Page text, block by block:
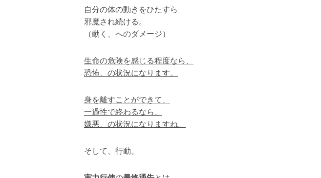
自分の体の動きをひたすら
邪魔され続ける。
（動く、へのダメージ）
生命の危険を感じる程度なら、
恐怖、の状況になります。
身を離すことができて、
一過性で終わるなら、
嫌悪、の状況になりますね。
そして、行動。